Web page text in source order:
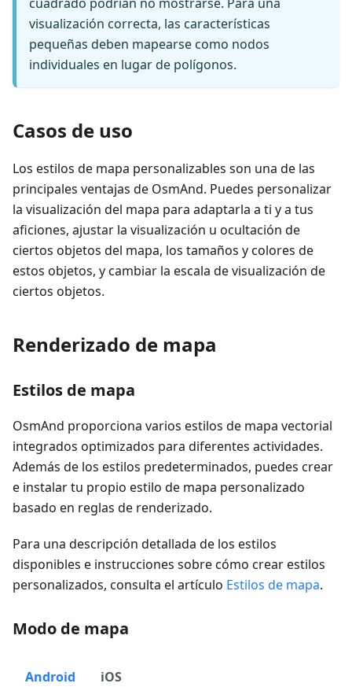
visualización correcta, las características
pequeñas deben mapearse como nodos
individuales en lugar de polígonos.
Casos de uso
Los estilos de mapa personalizables son una de las
principales ventajas de OsmAnd. Puedes personalizar
la visualización del mapa para adaptarla a ti y a tus
aficiones, ajustar la visualización u ocultación de
ciertos objetos del mapa, los tamaños y colores de
estos objetos, y cambiar la escala de visualización de
ciertos objetos.
Renderizado de mapa
Estilos de mapa
OsmAnd proporciona varios estilos de mapa vectorial
integrados optimizados para diferentes actividades.
Además de los estilos predeterminados, puedes crear
e instalar tu propio estilo de mapa personalizado
basado en reglas de renderizado.
Para una descripción detallada de los estilos
disponibles e instrucciones sobre cómo crear estilos
personalizados, consulta el artículo Estilos de mapa.
Modo de mapa
Android iOS